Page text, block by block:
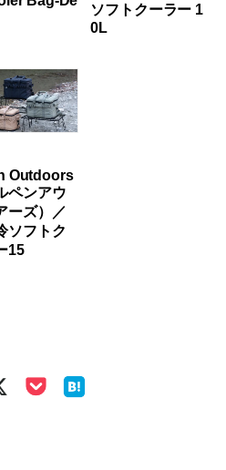
ソフトクーラー 1
0L
Outdoors
ペンアウ
ーズ）／
ソフトク
15